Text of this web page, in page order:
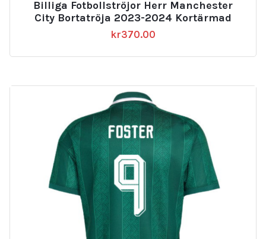
av 5
Billiga Fotbollströjor Herr Manchester
City Bortatröja 2023-2024 Kortärmad
kr370.00